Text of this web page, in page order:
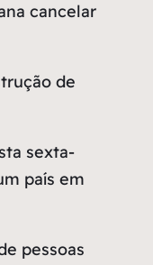
cancelar
de
sexta-
país em
pessoas